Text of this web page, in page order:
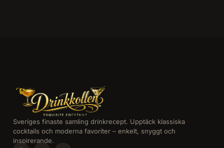
Sveriges finaste samling drinkrecept. Upptäck klassiska
cocktails och moderna favoriter – enkelt, snyggt och
inspirerande.